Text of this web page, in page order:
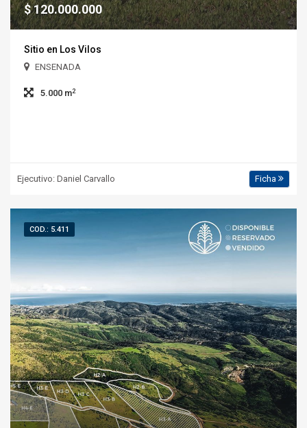
$ 120.000.000
Sitio en Los Vilos
ENSENADA
5.000 m2
Ejecutivo: Daniel Carvallo Ficha
COD.: 5.411